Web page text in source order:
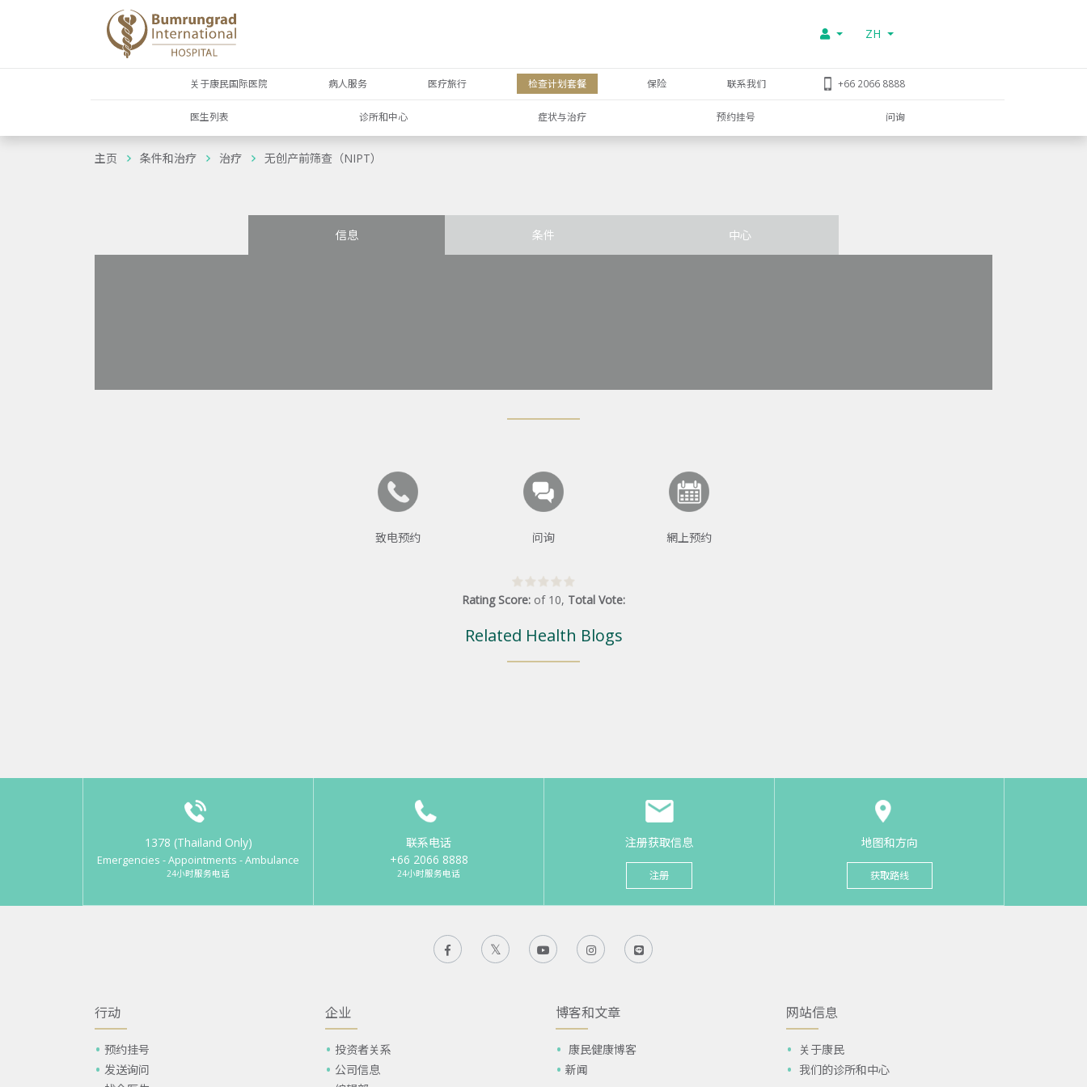
ZH
关于康民国际医院 病人服务 医疗旅行 检查计划套餐 保险 联系我们 +66 2066 8888
医生列表 诊所和中心 症状与治疗 预约挂号 问询
主页 条件和治疗 治疗 无创产前筛查（NIPT）
信息 条件 中心
致电预约 问询 網上预约
Rating Score: of 10, Total Vote:
Related Health Blogs
1378 (Thailand Only)
Emergencies - Appointments - Ambulance
24小时服务电话
联系电话
+66 2066 8888
24小时服务电话
注册获取信息
注册
地图和方向
获取路线
行动
预约挂号
发送询问
企业
投资者关系
公司信息
博客和文章
康民健康博客
新闻
网站信息
关于康民
我们的诊所和中心